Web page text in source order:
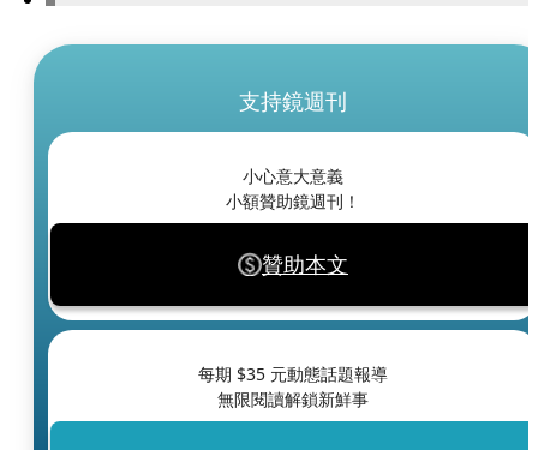
支持鏡週刊
小心意大意義
小額贊助鏡週刊！
贊助本文
每期 $35 元動態話題報導
無限閱讀解鎖新鮮事